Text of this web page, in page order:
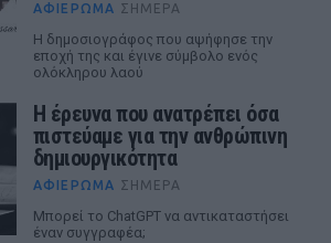
ΑΦΙΈΡΩΜΑ ΣΉΜΕΡΑ
Η δημοσιογράφος που αψήφησε την
εποχή της και έγινε σύμβολο ενός
ολόκληρου λαού
Η έρευνα που ανατρέπει όσα
πιστεύαμε για την ανθρώπινη
δημιουργικότητα
ΑΦΙΈΡΩΜΑ ΣΉΜΕΡΑ
Mπορεί το ChatGPT να αντικαταστήσει
έναν συγγραφέα;